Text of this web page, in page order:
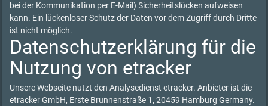
bei der Kommunikation per E-Mail) Sicherheitslücken aufweisen
kann. Ein lückenloser Schutz der Daten vor dem Zugriff durch Dritte
ist nicht möglich.
Datenschutzerklärung für die
Nutzung von etracker
Unsere Webseite nutzt den Analysedienst etracker. Anbieter ist die
etracker GmbH, Erste Brunnenstraße 1, 20459 Hamburg Germany.